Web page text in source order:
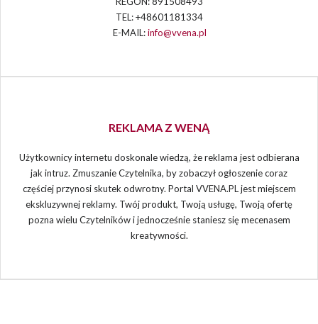
TEL: +48601181334
E-MAIL:info@vvena.pl
REKLAMA Z WENĄ
Użytkownicy internetu doskonale wiedzą, że reklama jest odbierana
jak intruz. Zmuszanie Czytelnika, by zobaczył ogłoszenie coraz
częściej przynosi skutek odwrotny. Portal VVENA.PL jest miejscem
ekskluzywnej reklamy. Twój produkt, Twoją usługę, Twoją ofertę
pozna wielu Czytelników i jednocześnie staniesz się mecenasem
kreatywności.